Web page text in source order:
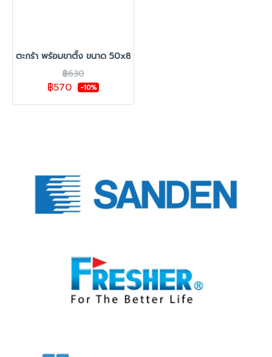
ตะกร้า พร้อมขาตั้ง ขนาด 50x80 ซม.
฿630
฿570 -10%